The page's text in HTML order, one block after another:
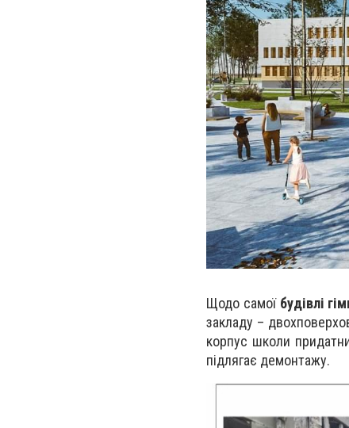
Щодо самої будівлі
закладу –
корпус школи
підлягає демонтажу.